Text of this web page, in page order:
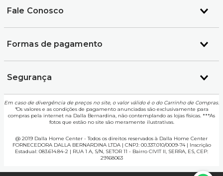
Fale Conosco
Formas de pagamento
Segurança
Em caso de divergência de preços no site, o valor válido é o do Carrinho de Compras.
*Os valores e as condições de pagamento anunciadas são exclusivamente para
compras pela internet na Dalla Bernardina, não contemplando as lojas físicas. ***As
fotos que estão no site são meramente ilustrativas.
@ 2019 Dalla Home Center - Todos os direitos reservados à Dalla Home Center
FORNECEDORA DALLA BERNARDINA LTDA | CNPJ: 00.337.010/0009-74 | Inscrição
Estadual: 083.614.84-2 | RUA 1 A, S/N, SETOR 11 - Bairro CIVIT II, SERRA, ES, CEP:
29168063